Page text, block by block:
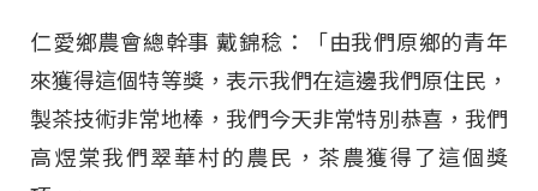
仁愛鄉農會總幹事 戴錦稔：「由我們原鄉的青年
來獲得這個特等獎，表示我們在這邊我們原住民，
製茶技術非常地棒，我們今天非常特別恭喜，我們
高煜棠我們翠華村的農民，茶農獲得了這個獎